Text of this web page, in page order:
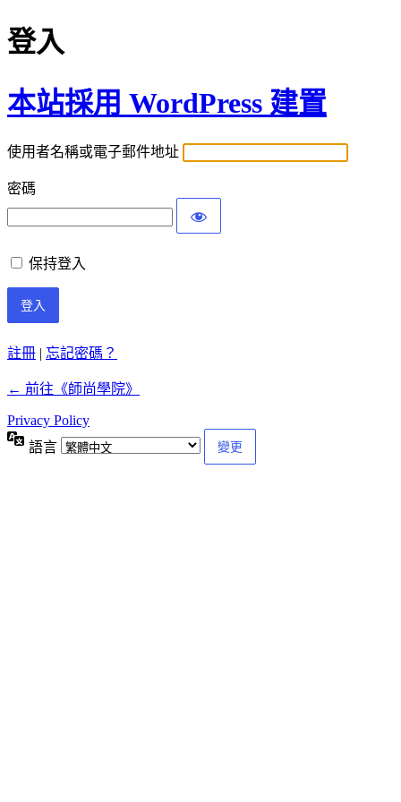
登入
本站採用 WordPress 建置
使用者名稱或電子郵件地址
密碼
保持登入
註冊 | 忘記密碼？
← 前往《師尚學院》
Privacy Policy
語言